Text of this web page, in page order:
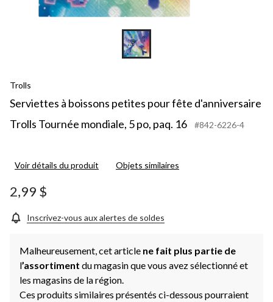
Trolls
Serviettes à boissons petites pour fête d'anniversaire
Trolls Tournée mondiale, 5 po, paq. 16
#842-6226-4
Voir détails du produit Objets similaires
2,99 $
Inscrivez-vous aux alertes de soldes
Malheureusement, cet article ne fait plus partie de
l’assortiment du magasin que vous avez sélectionné et
les magasins de la région.
Ces produits similaires présentés ci-dessous pourraient